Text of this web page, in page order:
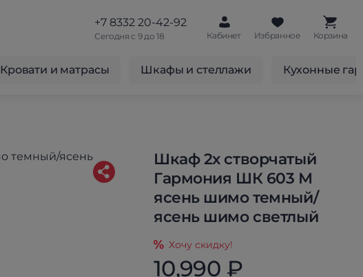
+7 8332 20-42-92
Сегодня с 9 до 18 Кабинет Избранное Корзина
Кровати и матрасы Шкафы и стеллажи Кухонные
Шкаф 2х створчатый
Гармония ШК 603 М
ясень шимо темный/
ясень шимо светлый
Хочу скидку!
10,990 ₽